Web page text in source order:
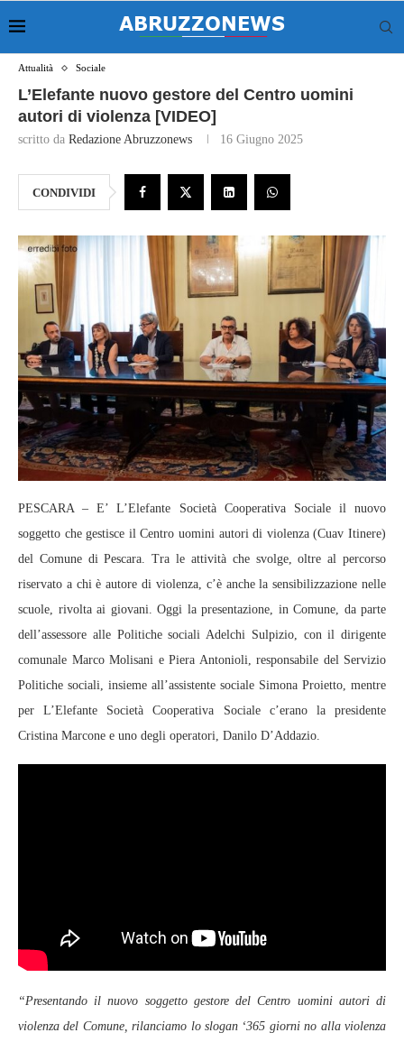
Attualità Sociale
L’Elefante nuovo gestore del Centro uomini
autori di violenza [VIDEO]
scritto da Redazione Abruzzonews 16 Giugno 2025
CONDIVIDI
PESCARA – E’ L’Elefante Società Cooperativa Sociale il nuovo
soggetto che gestisce il Centro uomini autori di violenza (Cuav Itinere)
del Comune di Pescara. Tra le attività che svolge, oltre al percorso
riservato a chi è autore di violenza, c’è anche la sensibilizzazione nelle
scuole, rivolta ai giovani. Oggi la presentazione, in Comune, da parte
dell’assessore alle Politiche sociali Adelchi Sulpizio, con il dirigente
comunale Marco Molisani e Piera Antonioli, responsabile del Servizio
Politiche sociali, insieme all’assistente sociale Simona Proietto, mentre
per L’Elefante Società Cooperativa Sociale c’erano la presidente
Cristina Marcone e uno degli operatori, Danilo D’Addazio.
“Presentando il nuovo soggetto gestore del Centro uomini autori di
violenza del Comune, rilanciamo lo slogan ‘365 giorni no alla violenza